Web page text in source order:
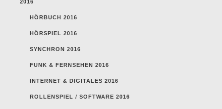
2016
HÖRBUCH 2016
HÖRSPIEL 2016
SYNCHRON 2016
FUNK & FERNSEHEN 2016
INTERNET & DIGITALES 2016
ROLLENSPIEL / SOFTWARE 2016